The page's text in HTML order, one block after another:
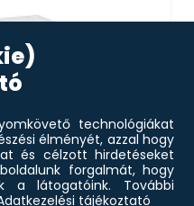
technológiákat
élményét, azzal hogy
és célzott hirdetéseket
forgalmát, hogy
a látogatóink.
További
tájékoztató